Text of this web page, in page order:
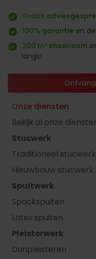
Gratis
100% garantie en
200 m² showroom
langs!
Onze diensten
Bekijk al onze
Stucwerk
Traditioneel stucwerk
Nieuwbouw stucwerk
Spuitwerk
Spackspuiten
Latex spuiten
Pleisterwerk
Dunpleisteren